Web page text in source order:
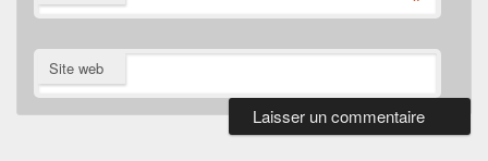
Site web